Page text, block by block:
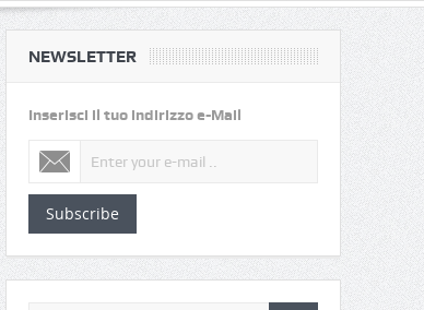
NEWSLETTER
Inserisci il tuo indirizzo e-Mail
Subscribe